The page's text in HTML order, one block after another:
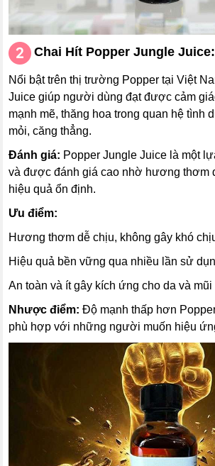
Chai Hít Popper Jungle Juice:
Nổi bật trên thị trường Popper tại Việt
Juice giúp người dùng đạt được cảm
mạnh mẽ, thăng hoa trong quan hệ tình
mỏi, căng thẳng.
Đánh giá: Popper Jungle Juice là một
và được đánh giá cao nhờ hương thơm
hiệu quả ổn định.
Ưu điểm:
Hương thơm dễ chịu, không gây khó
Hiệu quả bền vững qua nhiều lần sử
An toàn và ít gây kích ứng cho da và mũi
Nhược điểm: Độ mạnh thấp hơn
phù hợp với những người muốn hiệu